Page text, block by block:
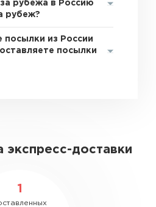
рубежа в Россию
рубеж?
посылки из России
посылки
экспресс-доставки
1